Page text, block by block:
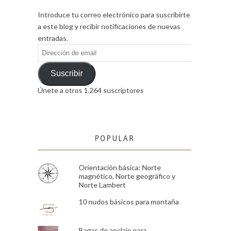
Introduce tu correo electrónico para suscribirte
a este blog y recibir notificaciones de nuevas
entradas.
Dirección
de
emailSuscribir
Únete a otros 1.264 suscriptores
POPULAR
Orientación básica: Norte
magnético, Norte geográfico y
Norte Lambert
10 nudos básicos para montaña